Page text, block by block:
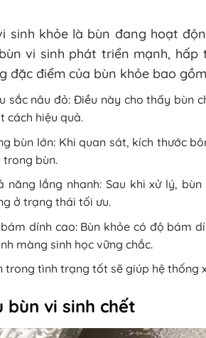
sinh khỏe là bùn đang hoạt
vi sinh phát triển mạnh, hấp
đặc điểm của bùn khỏe bao
sắc nâu đỏ: Điều này cho thấy bùn
cách hiệu quả.
bùn lớn: Khi quan sát, kích thước
bùn.
năng lắng nhanh: Sau khi xử lý,
ở trạng thái tối ưu.
dính cao: Bùn khỏe có độ bám
màng sinh học vững chắc.
trong tình trạng tốt sẽ giúp hệ thống
bùn vi sinh chết